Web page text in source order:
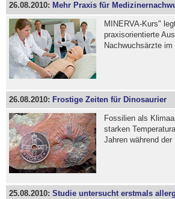
26.08.2010: Mehr Praxis für
MINERVA-Kurs"
praxisorientierte
Nachwuchsärzte
26.08.2010: Frostige Zeiten für Dinosaurier
Fossilien als
starken
Jahren während
25.08.2010:Studie untersucht erstmals